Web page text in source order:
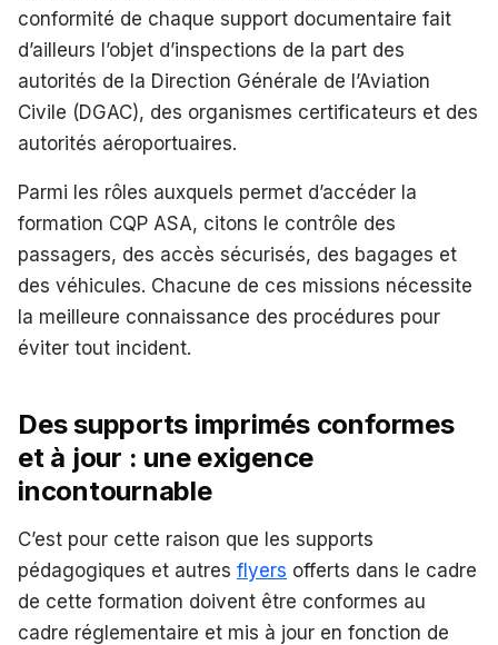
conformité de chaque support documentaire fait
d’ailleurs l’objet d’inspections de la part des
autorités de la Direction Générale de l’Aviation
Civile (DGAC), des organismes certificateurs et des
autorités aéroportuaires.
Parmi les rôles auxquels permet d’accéder la
formation CQP ASA, citons le contrôle des
passagers, des accès sécurisés, des bagages et
des véhicules. Chacune de ces missions nécessite
la meilleure connaissance des procédures pour
éviter tout incident.
Des supports imprimés conformes
et à jour : une exigence
incontournable
C’est pour cette raison que les supports
pédagogiques et autres flyers offerts dans le cadre
de cette formation doivent être conformes au
cadre réglementaire et mis à jour en fonction de